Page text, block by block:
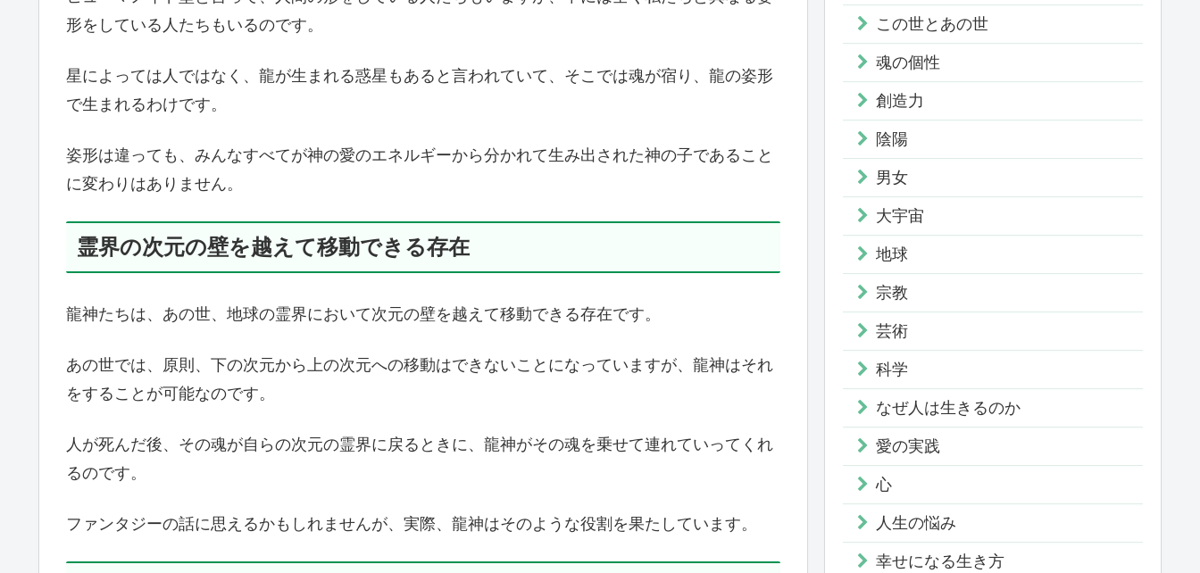
形をしている人たちもいるのです。
星によっては人ではなく、龍が生まれる惑星もあると言われていて、そこでは魂が宿り、龍の姿形
で生まれるわけです。
姿形は違っても、みんなすべてが神の愛のエネルギーから分かれて生み出された神の子であること
に変わりはありません。
霊界の次元の壁を越えて移動できる存在
龍神たちは、あの世、地球の霊界において次元の壁を越えて移動できる存在です。
あの世では、原則、下の次元から上の次元への移動はできないことになっていますが、龍神はそれ
をすることが可能なのです。
人が死んだ後、その魂が自らの次元の霊界に戻るときに、龍神がその魂を乗せて連れていってくれ
るのです。
ファンタジーの話に思えるかもしれませんが、実際、龍神はそのような役割を果たしています。
この世とあの世
魂の個性
創造力
陰陽
男女
大宇宙
地球
宗教
芸術
科学
なぜ人は生きるのか
愛の実践
心
人生の悩み
幸せになる生き方